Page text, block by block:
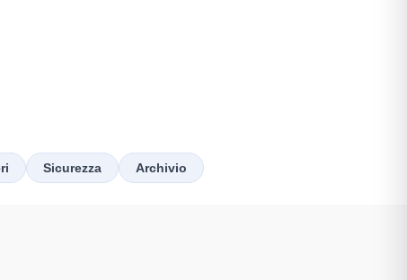
Sicurezza Archivio